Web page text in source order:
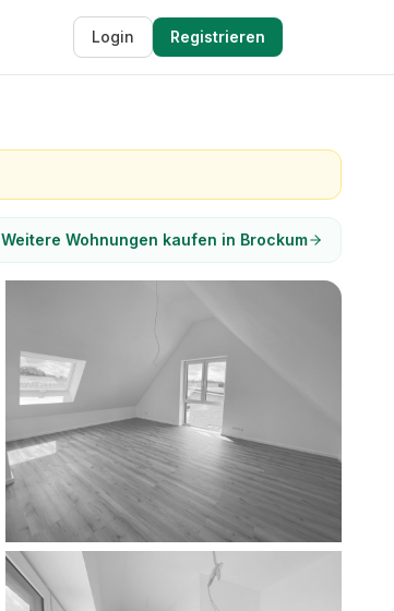
Login Registrieren
Weitere Wohnungen kaufen in Brockum